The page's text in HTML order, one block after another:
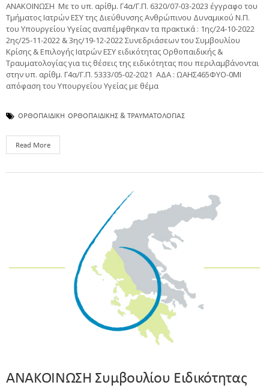
ΑΝΑΚΟΙΝΩΣΗ Με το υπ. αρίθμ. Γ4α/Γ.Π. 6320/07-03-2023 έγγραφο του
Τμήματος Ιατρών ΕΣΥ της Διεύθυνσης Ανθρώπινου Δυναμικού Ν.Π.
του Υπουργείου Υγείας αναπέμφθηκαν τα πρακτικά : 1ης/24-10-2022
2ης/25-11-2022 & 3ης/19-12-2022 Συνεδριάσεων του Συμβουλίου
Κρίσης & Επιλογής Ιατρών ΕΣΥ ειδικότητας Ορθοπαιδικής &
Τραυματολογίας για τις θέσεις της ειδικότητας που περιλαμβάνονται
στην υπ. αρίθμ. Γ4α/Γ.Π. 5333/05-02-2021 ΑΔΑ : ΩΑΗΣ465ΦΥΟ-0ΜΙ
απόφαση του Υπουργείου Υγείας με θέμα
ΟΡΘΟΠΑΙΔΙΚΗ ΟΡΘΟΠΑΙΔΙΚΗΣ & ΤΡΑΥΜΑΤΟΛΟΓΙΑΣ
Read More
ΑΝΑΚΟΙΝΩΣΗ Συμβουλίου Ειδικότητας